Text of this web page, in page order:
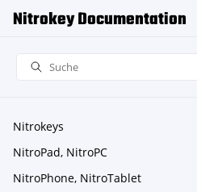
Nitrokey Documentation
Nitrokeys
NitroPad, NitroPC
NitroPhone, NitroTablet